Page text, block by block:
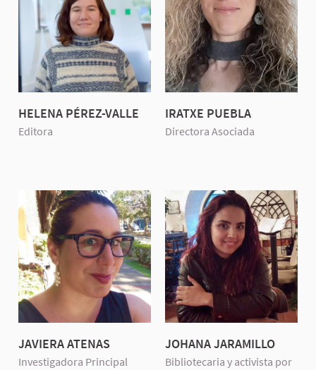
HELENA PÉREZ-VALLE
Editora
IRATXE PUEBLA
Directora Asociada
JAVIERA ATENAS
Investigadora Principal
JOHANA JARAMILLO
Bibliotecaria y activista por